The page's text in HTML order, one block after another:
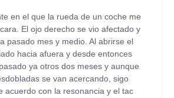
en el que la rueda de un coche me
El ojo derecho se vio afectado y
pasado mes y medio. Al abrirse el
hacia afuera y desde entonces
ya otros dos meses y aunque
se van acercando, sigo
acuerdo con la resonancia y el tac